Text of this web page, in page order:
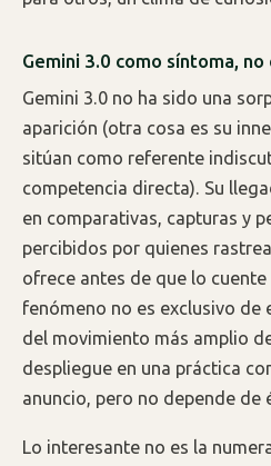
Gemini 3.0 como síntoma,
Gemini 3.0 no ha sido una
aparición (otra cosa es su
sitúan como referente
competencia directa). Su
en comparativas, capturas y
percibidos por quienes
ofrece antes de que lo cuente
fenómeno no es exclusivo de
del movimiento más amplio
despliegue en una práctica
anuncio, pero no depende de
Lo interesante no es la